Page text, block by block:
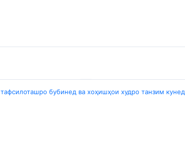
Partner program
тафсилоташро бубинед ва хоҳишҳои худро танзим кунед